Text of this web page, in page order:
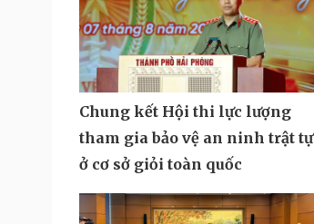
Chung kết Hội thi lực lượng
tham gia bảo vệ an ninh trật tự
ở cơ sở giỏi toàn quốc